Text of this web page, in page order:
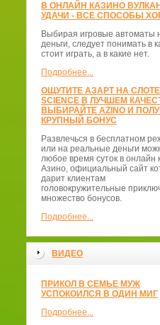
В ОНЛАЙН КАЗИНО ВУЛКАН
УДАЧИ - ВСЕ СПОСОБЫ
Выбирая игровые автоматы
деньги, следует понимать в
стоит играть, а в какие нет.
Подробнее...
ОЩУТИТЕ АЗАРТ НА СЛОТЕ
SCIENCE В ЛУЧШЕМ
ВЫБИРАЙТЕ AZINO И
КРУПНЫЙ БОНУС
Развлечься в бесплатном
или на реальные деньги
любое время суток в онлайн
Азино, официальный сайт
дарит клиентам
головокружительные
множество бонусов.
Подробнее...
ВИДЕО
ПРИКОЛ В СЕМЬЕ МУЖ
УСПОКОИЛСЯ В ОДИН МИГ
Подробнее...